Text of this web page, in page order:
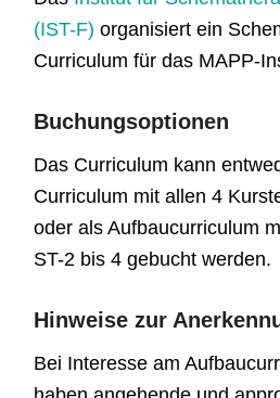
(IST-F) organisiert ein
Curriculum für das MAPP-
Buchungsoptionen
Das Curriculum kann
Curriculum mit allen 4
oder als Aufbaucurriculum
ST-2 bis 4 gebucht werden.
Hinweise zur
Bei Interesse am